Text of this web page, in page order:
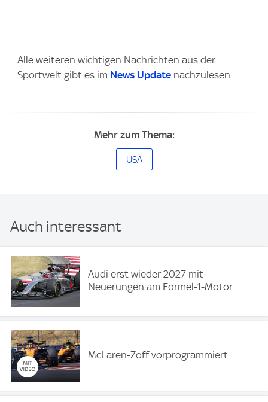
Alle weiteren wichtigen Nachrichten aus der
Sportwelt gibt es im News Update nachzulesen.
Mehr zum Thema:
USA
Auch interessant
Audi erst wieder 2027 mit
Neuerungen am Formel-1-Motor
McLaren-Zoff vorprogrammiert